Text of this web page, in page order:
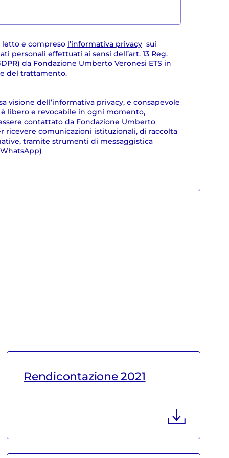
letto e compreso l’informativa privacy sui
personali effettuati ai sensi dell’art. 13 Reg.
da Fondazione Umberto Veronesi ETS in
del trattamento.
visione dell’informativa privacy, e consapevole
libero e revocabile in ogni momento,
contattato da Fondazione Umberto
ricevere comunicazioni istituzionali, di raccolta
tramite strumenti di messaggistica
Rendicontazione 2021